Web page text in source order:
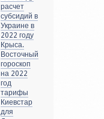
расчет
субсидий в
Украине в
2022 году
Крыса.
Восточный
гороскоп
на 2022
год
тарифы
Киевстар
для